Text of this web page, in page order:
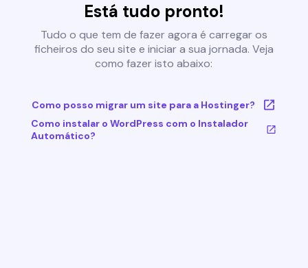
Está tudo pronto!
Tudo o que tem de fazer agora é carregar os
ficheiros do seu site e iniciar a sua jornada. Veja
como fazer isto abaixo:
Como posso migrar um site para a Hostinger?
Como instalar o WordPress com o Instalador
Automático?